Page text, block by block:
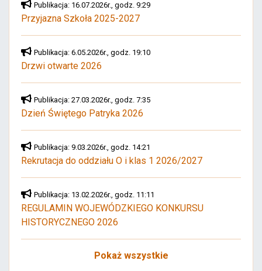
Publikacja: 16.07.2026r., godz. 9:29
Przyjazna Szkoła 2025-2027
Publikacja: 6.05.2026r., godz. 19:10
Drzwi otwarte 2026
Publikacja: 27.03.2026r., godz. 7:35
Dzień Świętego Patryka 2026
Publikacja: 9.03.2026r., godz. 14:21
Rekrutacja do oddziału O i klas 1 2026/2027
Publikacja: 13.02.2026r., godz. 11:11
REGULAMIN WOJEWÓDZKIEGO KONKURSU
HISTORYCZNEGO 2026
Pokaż wszystkie